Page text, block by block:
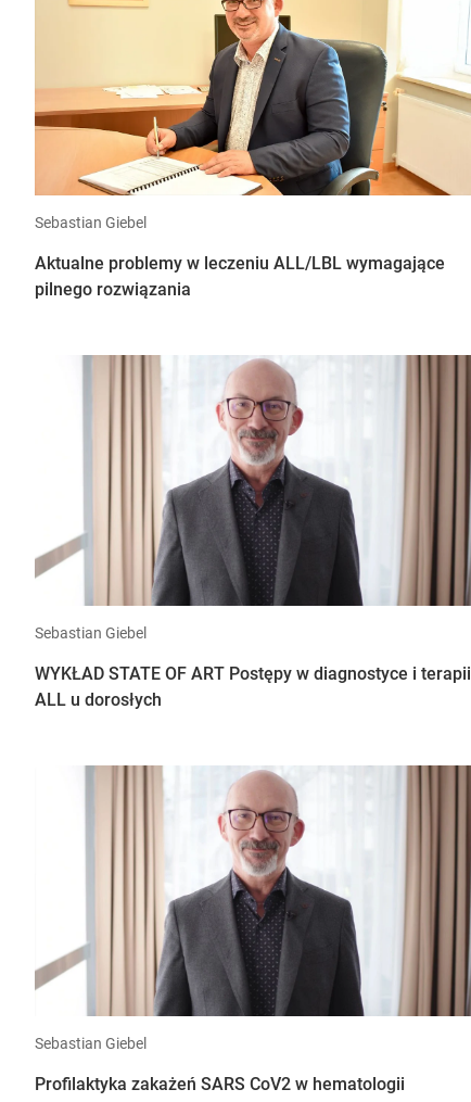
Sebastian Giebel
Aktualne problemy w leczeniu ALL/LBL wymagające
pilnego rozwiązania
Sebastian Giebel
WYKŁAD STATE OF ART Postępy w diagnostyce i terapii
ALL u dorosłych
Sebastian Giebel
Profilaktyka zakażeń SARS CoV2 w hematologii